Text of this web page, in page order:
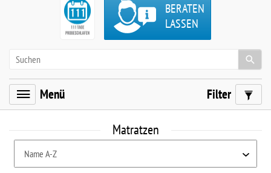
BERATEN
LASSEN
Menü Filter
Matratzen